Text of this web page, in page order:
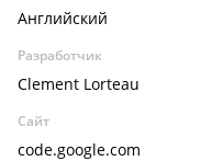
Английский
Разработчик
Clement Lorteau
Сайт
code.google.com